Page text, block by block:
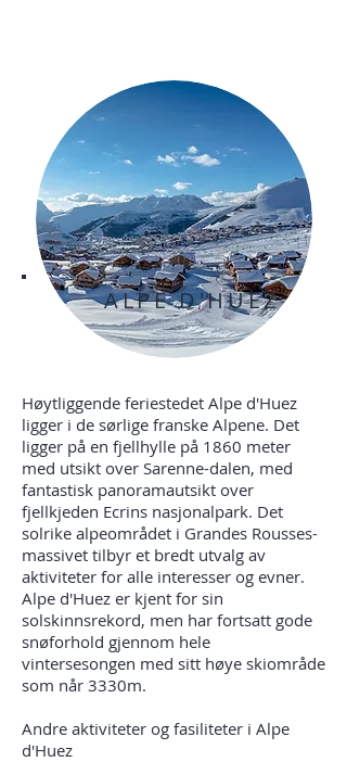
ALPE D'HUEZ
Høytliggende feriestedet Alpe d'Huez
ligger i de sørlige franske Alpene. Det
ligger på en fjellhylle på 1860 meter
med utsikt over Sarenne-dalen, med
fantastisk panoramautsikt over
fjellkjeden Ecrins nasjonalpark. Det
solrike alpeområdet i Grandes Rousses-
massivet tilbyr et bredt utvalg av
aktiviteter for alle interesser og evner.
Alpe d'Huez er kjent for sin
solskinnsrekord, men har fortsatt gode
snøforhold gjennom hele
vintersesongen med sitt høye skiområde
som når 3330m.
Andre aktiviteter og fasiliteter i Alpe
d'Huez